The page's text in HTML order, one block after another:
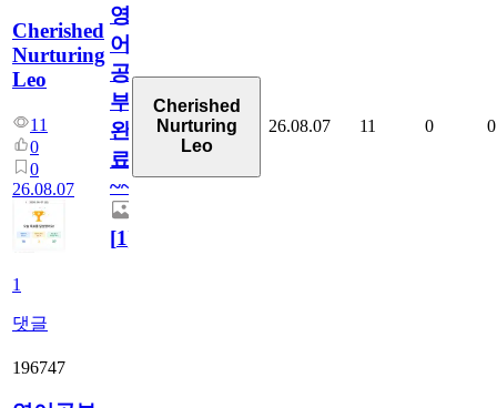
Cherished
Nurturing
Leo
11
0
0
26.08.07
1
댓글
영
어
공
부
완
료
~~
[1]
Cherished
Nurturing
Leo
26.08.07 11 0 0
196747